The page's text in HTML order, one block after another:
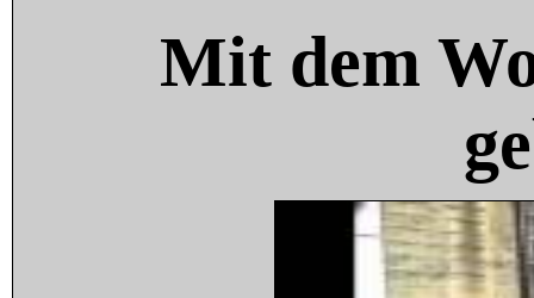
Mit dem